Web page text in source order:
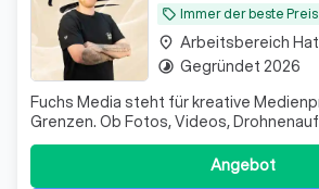
local_offer Immer der beste Preis
Fuchs Media steht für kreative
Grenzen. Ob Fotos, Videos,
Media Content, Imagefilme,
oder Content für Unternehmen oder
Ideen professionell und modern um. Von kleinen Projekten
Angebot
place Arbeitsbereich
timelapse Gegründet 2026